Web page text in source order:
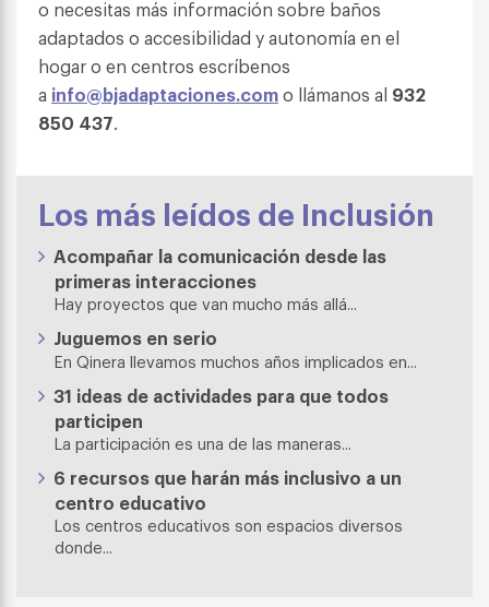
o necesitas más información sobre baños
adaptados o accesibilidad y autonomía en el
hogar o en centros escríbenos
a info@bjadaptaciones.como llámanos al 932
850 437.
Los más leídos de Inclusión
Acompañar la comunicación desde las
primeras interacciones
Hay proyectos que van mucho más allá...
Juguemos en serio
En Qinera llevamos muchos años implicados en...
31 ideas de actividades para que todos
participen
La participación es una de las maneras...
6 recursos que harán más inclusivo a un
centro educativo
Los centros educativos son espacios diversos
donde...